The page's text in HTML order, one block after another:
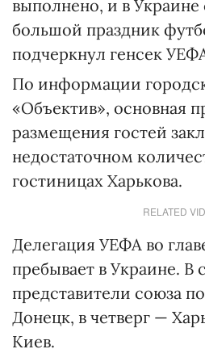
выполнено, и в Украине
большой праздник
подчеркнул генсек
По информации
«Объектив», основная
размещения гостей
недостаточном
гостиницах Харькова.
RELATED
Делегация УЕФА во
пребывает в Украине. В
представители союза
Донецк, в четверг —
Киев.